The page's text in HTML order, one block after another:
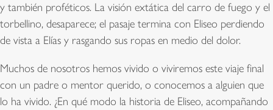
y también proféticos. La visión extática del carro de fuego y el
torbellino, desaparece; el pasaje termina con Eliseo perdiendo
de vista a Elías y rasgando sus ropas en medio del dolor.
Muchos de nosotros hemos vivido o viviremos este viaje final
con un padre o mentor querido, o conocemos a alguien que
lo ha vivido. ¿En qué modo la historia de Eliseo, acompañando